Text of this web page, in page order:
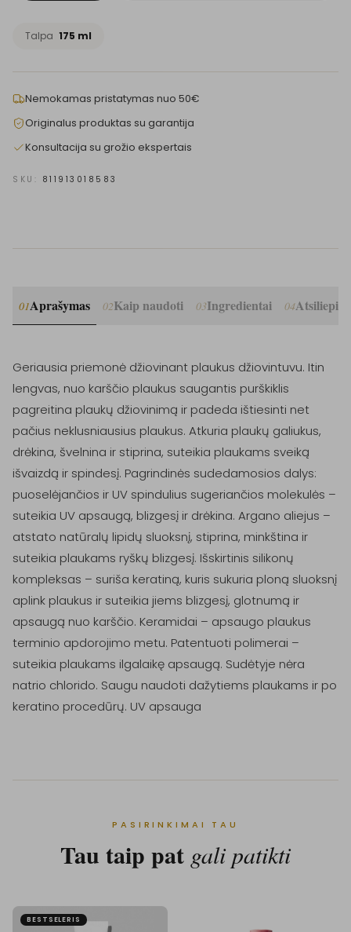
Talpa 175 ml
Nemokamas pristatymas nuo 50€
Originalus produktas su garantija
Konsultacija su grožio ekspertais
SKU: 811913018583
01Aprašymas 02Kaip naudoti 03Ingredientai 04
Geriausia priemonė džiovinant plaukus džiovintuvu. Itin
lengvas, nuo karščio plaukus saugantis purškiklis
pagreitina plaukų džiovinimą ir padeda ištiesinti net
pačius neklusniausius plaukus. Atkuria plaukų galiukus,
drėkina, švelnina ir stiprina, suteikia plaukams sveiką
išvaizdą ir spindesį. Pagrindinės sudedamosios dalys:
puoselėjančios ir UV spindulius sugeriančios molekulės –
suteikia UV apsaugą, blizgesį ir drėkina. Argano aliejus –
atstato natūralų lipidų sluoksnį, stiprina, minkština ir
suteikia plaukams ryškų blizgesį. Išskirtinis silikonų
kompleksas – suriša keratiną, kuris sukuria ploną sluoksnį
aplink plaukus ir suteikia jiems blizgesį, glotnumą ir
apsaugą nuo karščio. Keramidai – apsaugo plaukus
terminio apdorojimo metu. Patentuoti polimerai –
suteikia plaukams ilgalaikę apsaugą. Sudėtyje nėra
natrio chlorido. Saugu naudoti dažytiems plaukams ir po
keratino procedūrų. UV apsauga
PASIRINKIMAI TAU
Tau taip pat gali patikti
BESTSELERIS